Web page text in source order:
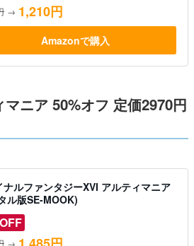
→ 1,210円
Amazonで購入
マニア 50%オフ 定価2970円
ナルファンタジーXVI アルティマニア
ル版SE-MOOK)
→